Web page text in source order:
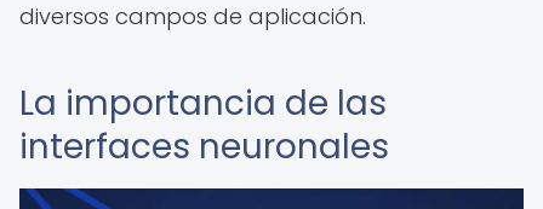
diversos campos de aplicación.
La importancia de las
interfaces neuronales